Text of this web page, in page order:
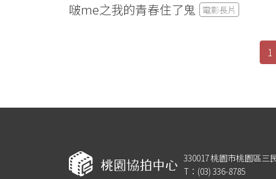
啵me之我的青春住了鬼 電影長片
1
330017 桃園市桃園區三
T：(03) 336-8785